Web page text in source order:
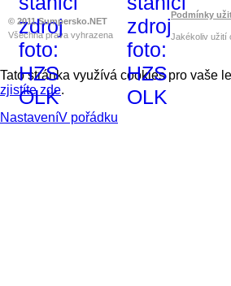
© 2011 Sumpersko.NET
Všechna práva vyhrazena
Podmínky
Jakékoliv užití
Tato stránka využívá cookies pro vaše
zjistíte zde.
NastaveníV pořádku